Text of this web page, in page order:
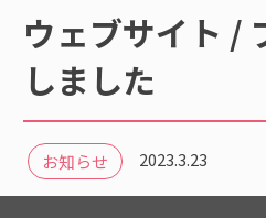
ウェブサイト /
しました
お知らせ 2023.3.23